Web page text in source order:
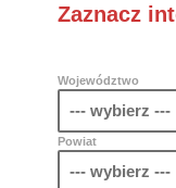
Zaznacz
Województwo
Powiat